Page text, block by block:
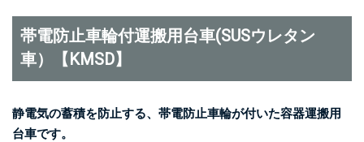
帯電防止車輪付運搬用台車(SUSウレタン
車）【KMSD】
静電気の蓄積を防止する、帯電防止車輪が付いた容器運搬用
台車です。